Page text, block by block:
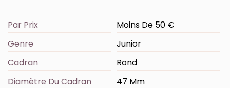
Par Prix
Moins De 50 €
Genre
Junior
Cadran
Rond
Diamètre Du Cadran
47 Mm